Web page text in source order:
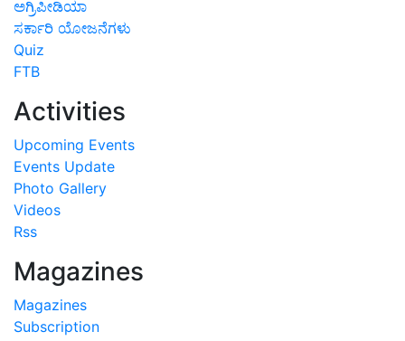
ಅಗ್ರಿಪೀಡಿಯಾ
ಸರ್ಕಾರಿ ಯೋಜನೆಗಳು
Quiz
FTB
Activities
Upcoming Events
Events Update
Photo Gallery
Videos
Rss
Magazines
Magazines
Subscription